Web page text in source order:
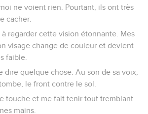
ne voient rien. Pourtant, ils ont très
cacher.
regarder cette vision étonnante. Mes
visage change de couleur et devient
faible.
dire quelque chose. Au son de sa voix,
le front contre le sol.
touche et me fait tenir tout tremblant
mains.